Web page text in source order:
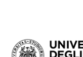
Passa al